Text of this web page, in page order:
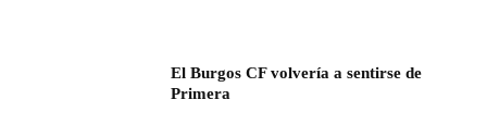
El Burgos CF volvería a sentirse de
Primera